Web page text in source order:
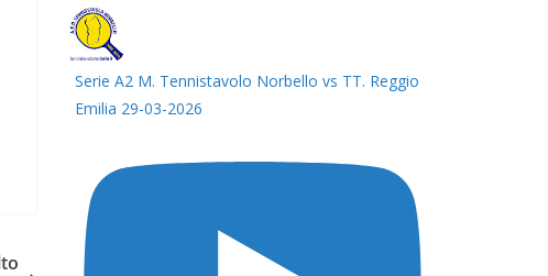
Serie A2 M. Tennistavolo Norbello vs TT. Reggio
Emilia 29-03-2026